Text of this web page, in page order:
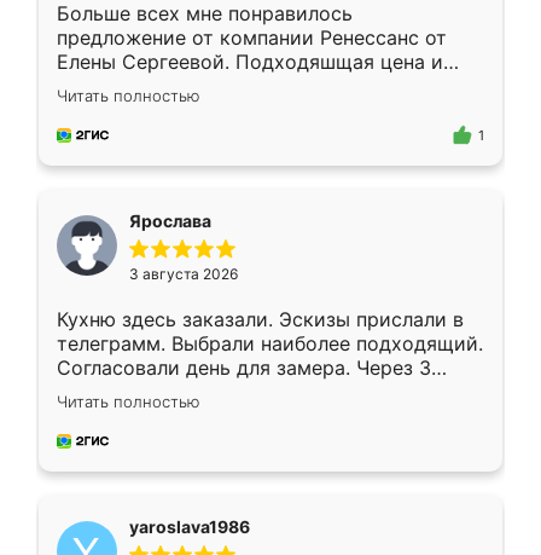
Больше всех мне понравилось
предложение от компании Ренессанс от
Елены Сергеевой. Подходяшщая цена и
короткие сроки изготовления. Приехавший
для замера сотрудник Владислав
предложил по моему эскизу самый
Читать полностью
1
Ярослава
3 августа 2026
Кухню здесь заказали. Эскизы прислали в
телеграмм. Выбрали наиболее подходящий.
Согласовали день для замера. Через 3
недели кухня была уже готова. Остались
довольны работой. Спасибо Ренессанс
мебель за качественную работу!
Читать полностью
yaroslava1986